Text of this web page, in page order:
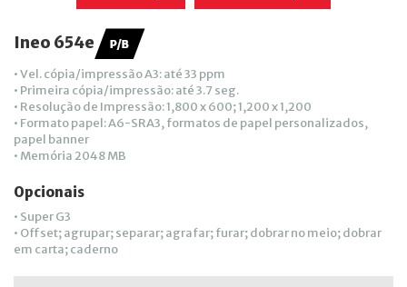
Ineo 654e
• Vel. cópia/impressão A3: até 33 ppm
• Primeira cópia/impressão: até 3.7 seg.
• Resolução de Impressão: 1,800 x 600; 1,200 x 1,200
• Formato papel: A6-SRA3, formatos de papel personalizados,
papel banner
• Memória 2048 MB
Opcionais
• Super G3
• Offset; agrupar; separar; agrafar; furar; dobrar no meio; dobrar
em carta; caderno